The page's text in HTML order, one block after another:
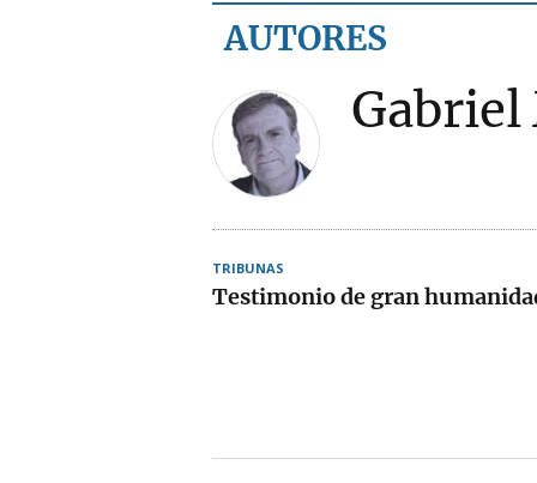
AUTORES
Gabriel
TRIBUNAS
Testimonio de gran